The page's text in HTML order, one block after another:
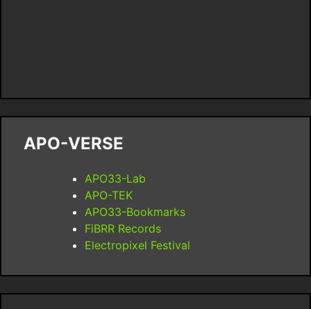
APO-VERSE
APO33-Lab
APO-TEK
APO33-Bookmarks
FiBRR Records
Electropixel Festival